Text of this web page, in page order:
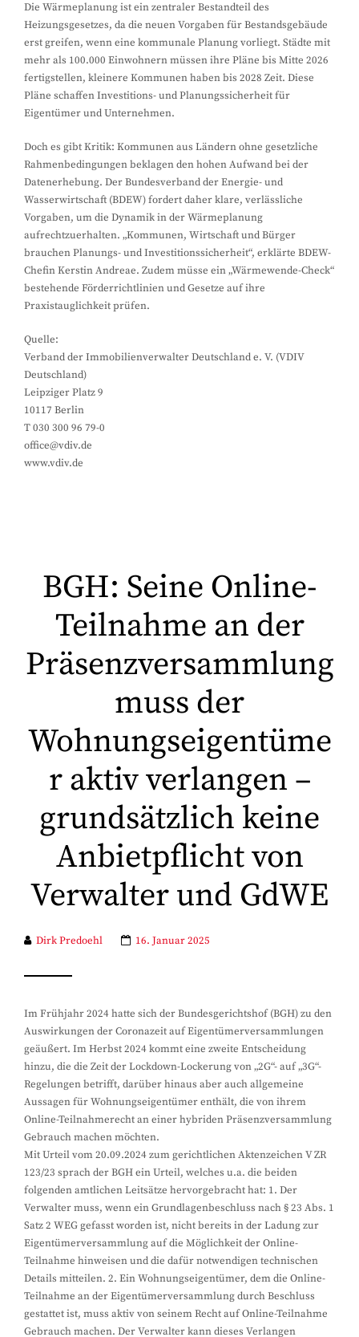
Die Wärmeplanung ist ein zentraler Bestandteil des
Heizungsgesetzes, da die neuen Vorgaben für Bestandsgebäude
erst greifen, wenn eine kommunale Planung vorliegt. Städte mit
mehr als 100.000 Einwohnern müssen ihre Pläne bis Mitte 2026
fertigstellen, kleinere Kommunen haben bis 2028 Zeit. Diese
Pläne schaffen Investitions- und Planungssicherheit für
Eigentümer und Unternehmen.
Doch es gibt Kritik: Kommunen aus Ländern ohne gesetzliche
Rahmenbedingungen beklagen den hohen Aufwand bei der
Datenerhebung. Der Bundesverband der Energie- und
Wasserwirtschaft (BDEW) fordert daher klare, verlässliche
Vorgaben, um die Dynamik in der Wärmeplanung
aufrechtzuerhalten. „Kommunen, Wirtschaft und Bürger
brauchen Planungs- und Investitionssicherheit“, erklärte BDEW-
Chefin Kerstin Andreae. Zudem müsse ein „Wärmewende-Check“
bestehende Förderrichtlinien und Gesetze auf ihre
Praxistauglichkeit prüfen.
Quelle:
Verband der Immobilienverwalter Deutschland e. V. (VDIV
Deutschland)
Leipziger Platz 9
10117 Berlin
T 030 300 96 79-0
office@vdiv.de
www.vdiv.de
BGH: Seine Online-
Teilnahme an der
Präsenzversammlung
muss der
Wohnungseigentüme
r aktiv verlangen –
grundsätzlich keine
Anbietpflicht von
Verwalter und GdWE
Dirk Predoehl 16. Januar 2025
Im Frühjahr 2024 hatte sich der Bundesgerichtshof (BGH) zu den
Auswirkungen der Coronazeit auf Eigentümerversammlungen
geäußert. Im Herbst 2024 kommt eine zweite Entscheidung
hinzu, die die Zeit der Lockdown-Lockerung von „2G“- auf „3G“-
Regelungen betrifft, darüber hinaus aber auch allgemeine
Aussagen für Wohnungseigentümer enthält, die von ihrem
Online-Teilnahmerecht an einer hybriden Präsenzversammlung
Gebrauch machen möchten.
Mit Urteil vom 20.09.2024 zum gerichtlichen Aktenzeichen V ZR
123/23 sprach der BGH ein Urteil, welches u.a. die beiden
folgenden amtlichen Leitsätze hervorgebracht hat: 1. Der
Verwalter muss, wenn ein Grundlagenbeschluss nach § 23 Abs. 1
Satz 2 WEG gefasst worden ist, nicht bereits in der Ladung zur
Eigentümerversammlung auf die Möglichkeit der Online-
Teilnahme hinweisen und die dafür notwendigen technischen
Details mitteilen. 2. Ein Wohnungseigentümer, dem die Online-
Teilnahme an der Eigentümerversammlung durch Beschluss
gestattet ist, muss aktiv von seinem Recht auf Online-Teilnahme
Gebrauch machen. Der Verwalter kann dieses Verlangen